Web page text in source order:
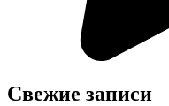
Свежие записи